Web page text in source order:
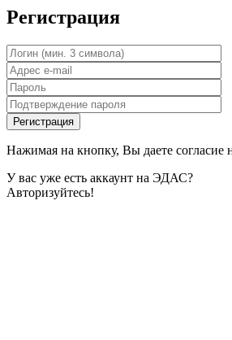
Регистрация
Нажимая на кнопку, Вы даете согласие
У вас уже есть аккаунт на ЭДАС?
Авторизуйтесь!